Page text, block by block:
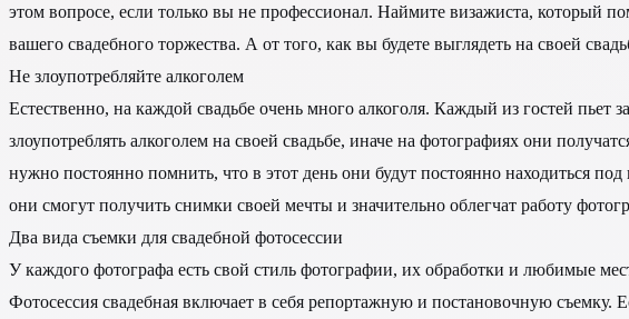
этом вопросе, если только вы не профессионал. Наймите визажиста, который
вашего свадебного торжества. А от того, как вы будете выглядеть на своей
Не злоупотребляйте алкоголем
Естественно, на каждой свадьбе очень много алкоголя. Каждый из гостей пьет
злоупотреблять алкоголем на своей свадьбе, иначе на фотографиях они
нужно постоянно помнить, что в этот день они будут постоянно находиться
они смогут получить снимки своей мечты и значительно облегчат работу
Два вида съемки для свадебной фотосессии
У каждого фотографа есть свой стиль фотографии, их обработки и любимые
Фотосессия свадебная включает в себя репортажную и постановочную